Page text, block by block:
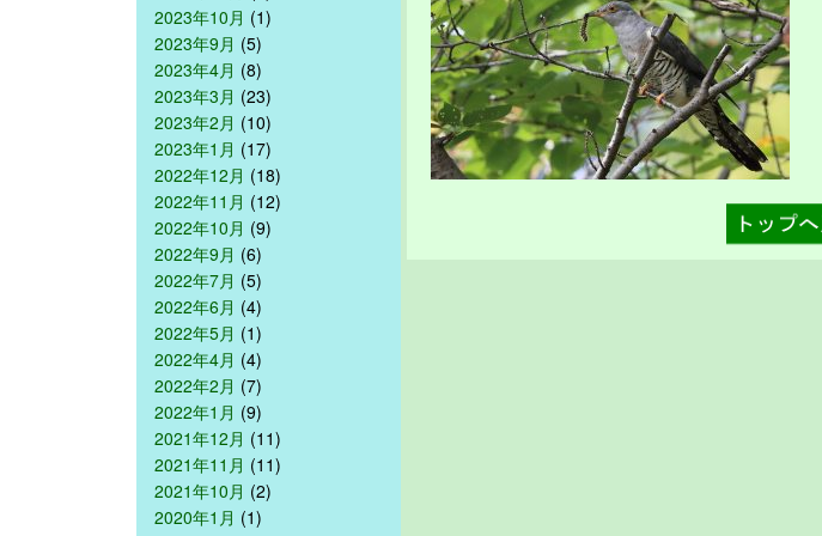
2023年10月 (1)
2023年9月 (5)
2023年4月 (8)
2023年3月 (23)
2023年2月 (10)
2023年1月 (17)
2022年12月 (18)
2022年11月 (12)
2022年10月 (9)
2022年9月 (6)
2022年7月 (5)
2022年6月 (4)
2022年5月 (1)
2022年4月 (4)
2022年2月 (7)
2022年1月 (9)
2021年12月 (11)
2021年11月 (11)
2021年10月 (2)
2020年1月 (1)